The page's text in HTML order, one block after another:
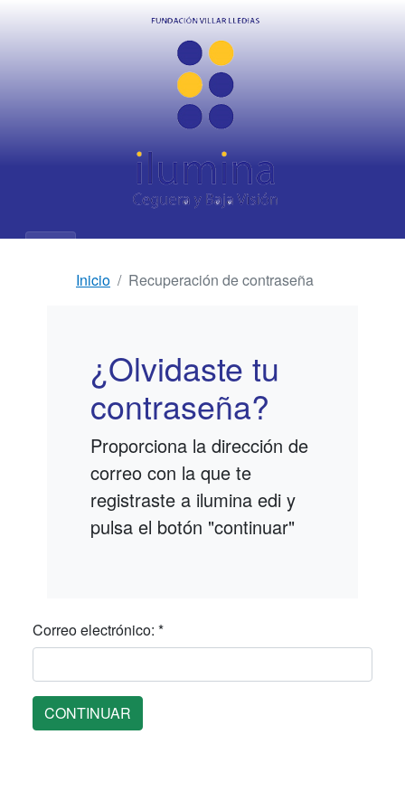
Inicio Recuperación de contraseña
¿Olvidaste tu
contraseña?
Proporciona la dirección de
correo con la que te
registraste a ilumina edi y
pulsa el botón "continuar"
Correo electrónico: *
CONTINUAR